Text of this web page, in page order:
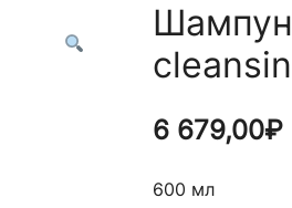
6 679,00₽
600 мл